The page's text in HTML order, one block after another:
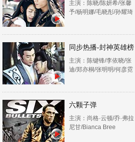
主演：陈晓/陈妍希/张馨
予/杨明娜/毛晓彤/孙耀琦
同步热播-封神英雄榜
主演：陈键锋/李依晓/张
迪/郑亦桐/张明明/何彦霓
六颗子弹
主演：尚格·云顿/乔·弗拉
尼甘/Bianca Bree